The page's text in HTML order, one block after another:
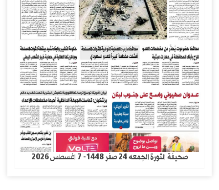
صحيفة الثورة الجمعه 24 صفر 1448- 7 اغسطس 2026